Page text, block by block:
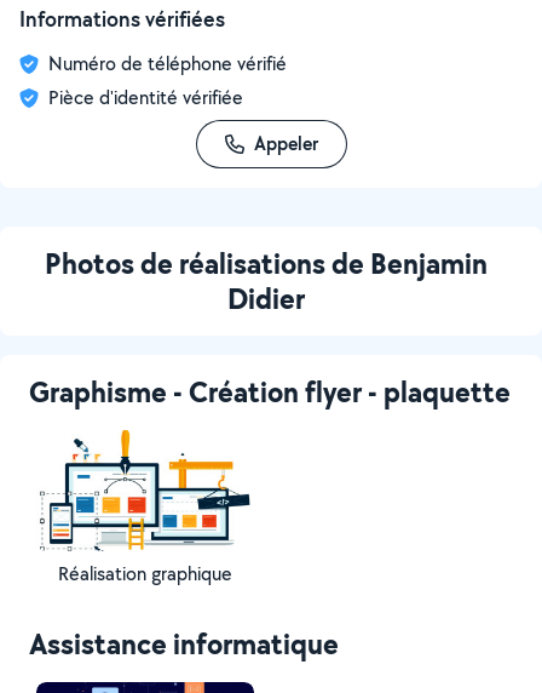
Informations vérifiées
Numéro de téléphone vérifié
Pièce d'identité vérifiée
Appeler
Photos de réalisations de Benjamin
Didier
Graphisme - Création flyer - plaquette
Réalisation graphique
Assistance informatique